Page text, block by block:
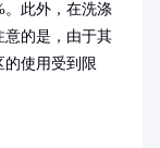
。此外，在洗涤
意的是，由于其
的使用受到限